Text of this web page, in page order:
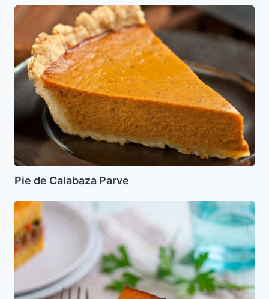
Pie
Calabaza
Parve
Pie de Calabaza Parve
Polenta
de
Pollo